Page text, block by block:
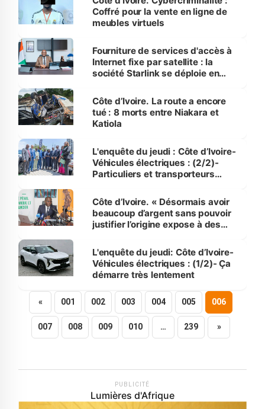
Coffré pour la vente en ligne de
meubles virtuels
Fourniture de services d'accès à
Internet fixe par satellite : la
société Starlink se déploie en
Côte d’Ivoire. La route a encore
tué : 8 morts entre Niakara et
Katiola
L'enquête du jeudi : Côte d’Ivoire-
Véhicules électriques : (2/2)-
Particuliers et transporteurs
Côte d’Ivoire. « Désormais avoir
beaucoup d’argent sans pouvoir
justifier l’origine expose à des
République)
L'enquête du jeudi: Côte d’Ivoire-
Véhicules électriques : (1/2)- Ça
démarre très lentement
« 001 002 003 004 005 006
007 008 009 010 … 239 »
PUBLICITÉ
Lumières d'Afrique